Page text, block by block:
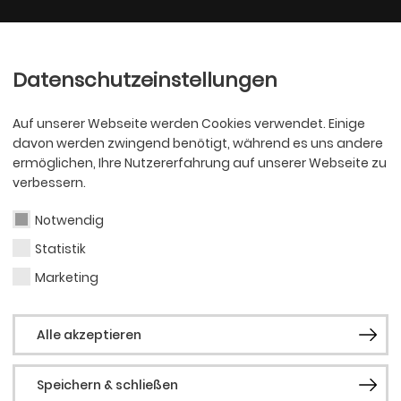
Datenschutzeinstellungen
Auf unserer Webseite werden Cookies verwendet. Einige
davon werden zwingend benötigt, während es uns andere
ermöglichen, Ihre Nutzererfahrung auf unserer Webseite zu
verbessern.
Notwendig
Statistik
Marketing
Alle akzeptieren
Speichern & schließen
UND